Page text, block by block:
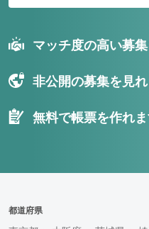
マッチ度の高い募
非公開の募集を見
無料で帳票を作れ
都道府県